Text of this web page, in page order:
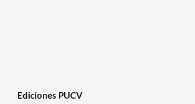
Ediciones PUCV